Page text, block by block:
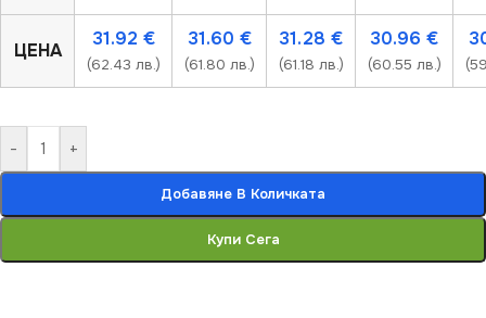
ЦЕНА
31.92 €
(62.43 лв.)
31.60 €
(61.80 лв.)
31.28 €
(61.18 лв.)
30.96 €
(60.55 лв.)
- +
Добавяне В Количката
Купи Сега